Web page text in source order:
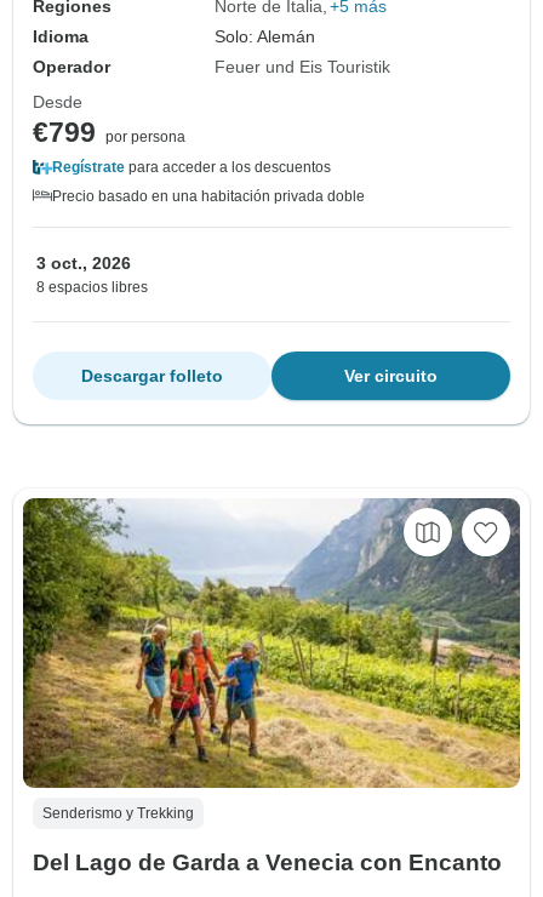
Regiones Norte de Italia +5 más
Idioma
Solo: Alemán
Operador
Feuer und Eis Touristik
Desde
€799
por persona
Regístrate para acceder a los descuentos
Precio basado en una habitación privada doble
3 oct., 2026
8 espacios libres
Ver circuito
Descargar folleto
Senderismo y Trekking
Del Lago de Garda a Venecia con Encanto